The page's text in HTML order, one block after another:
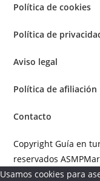
Política de cookies
Política de
Aviso legal
Política de afiliación
Contacto
Copyright Guía en
reservados
Usamos cookies para